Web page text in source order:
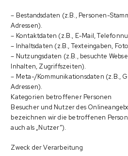
– Bestandsdaten (z.B., Personen-
Adressen).
– Kontaktdaten (z.B., E-Mail,
– Inhaltsdaten (z.B., Texteingaben,
– Nutzungsdaten (z.B., besuchte
Inhalten, Zugriffszeiten).
– Meta-/Kommunikationsdaten (z.B.,
Adressen).
Kategorien betroffener Personen
Besucher und Nutzer des
bezeichnen wir die betroffenen
auch als „Nutzer“).
Zweck der Verarbeitung